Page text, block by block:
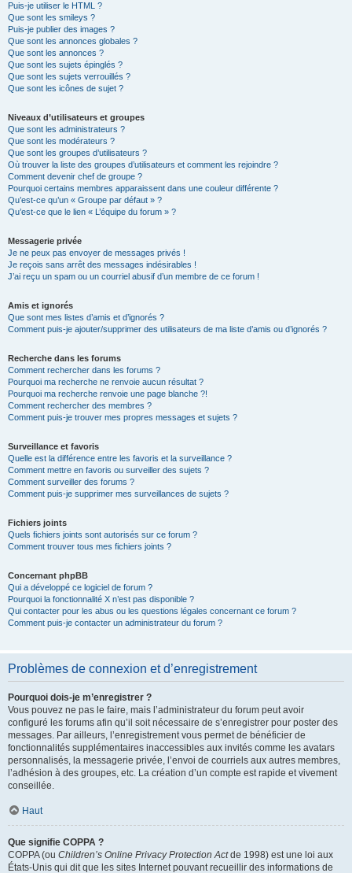
Puis-je utiliser le HTML ?
Que sont les smileys ?
Puis-je publier des images ?
Que sont les annonces globales ?
Que sont les annonces ?
Que sont les sujets épinglés ?
Que sont les sujets verrouillés ?
Que sont les icônes de sujet ?
Niveaux d’utilisateurs et groupes
Que sont les administrateurs ?
Que sont les modérateurs ?
Que sont les groupes d’utilisateurs ?
Où trouver la liste des groupes d’utilisateurs et comment les rejoindre ?
Comment devenir chef de groupe ?
Pourquoi certains membres apparaissent dans une couleur différente ?
Qu’est-ce qu’un « Groupe par défaut » ?
Qu’est-ce que le lien « L’équipe du forum » ?
Messagerie privée
Je ne peux pas envoyer de messages privés !
Je reçois sans arrêt des messages indésirables !
J’ai reçu un spam ou un courriel abusif d’un membre de ce forum !
Amis et ignorés
Que sont mes listes d’amis et d’ignorés ?
Comment puis-je ajouter/supprimer des utilisateurs de ma liste d’amis ou d’ignorés ?
Recherche dans les forums
Comment rechercher dans les forums ?
Pourquoi ma recherche ne renvoie aucun résultat ?
Pourquoi ma recherche renvoie une page blanche ?!
Comment rechercher des membres ?
Comment puis-je trouver mes propres messages et sujets ?
Surveillance et favoris
Quelle est la différence entre les favoris et la surveillance ?
Comment mettre en favoris ou surveiller des sujets ?
Comment surveiller des forums ?
Comment puis-je supprimer mes surveillances de sujets ?
Fichiers joints
Quels fichiers joints sont autorisés sur ce forum ?
Comment trouver tous mes fichiers joints ?
Concernant phpBB
Qui a développé ce logiciel de forum ?
Pourquoi la fonctionnalité X n’est pas disponible ?
Qui contacter pour les abus ou les questions légales concernant ce forum ?
Comment puis-je contacter un administrateur du forum ?
Problèmes de connexion et d’enregistrement
Pourquoi dois-je m’enregistrer ?
Vous pouvez ne pas le faire, mais l’administrateur du forum peut avoir
configuré les forums afin qu’il soit nécessaire de s’enregistrer pour poster des
messages. Par ailleurs, l’enregistrement vous permet de bénéficier de
fonctionnalités supplémentaires inaccessibles aux invités comme les avatars
personnalisés, la messagerie privée, l’envoi de courriels aux autres membres,
l’adhésion à des groupes, etc. La création d’un compte est rapide et vivement
conseillée.
Haut
Que signifie COPPA ?
COPPA (ou Children’s Online Privacy Protection Actde 1998) est une loi aux
États-Unis qui dit que les sites Internet pouvant recueillir des informations de